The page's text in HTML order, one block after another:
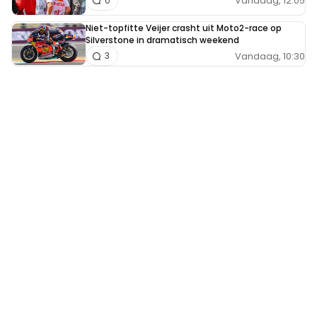
Niet-topfitte Veijer crasht uit Moto2-race op
Silverstone in dramatisch weekend
Vandaag, 10:30
3